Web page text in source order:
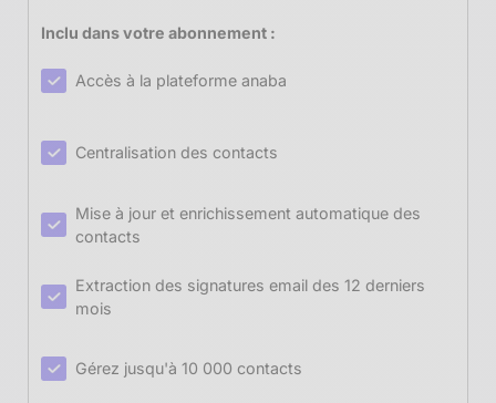
Inclu dans votre abonnement :
Accès à la plateforme anaba
Centralisation des contacts
Mise à jour et enrichissement automatique des
contacts
Extraction des signatures email des 12 derniers
mois
Gérez jusqu'à 10 000 contacts